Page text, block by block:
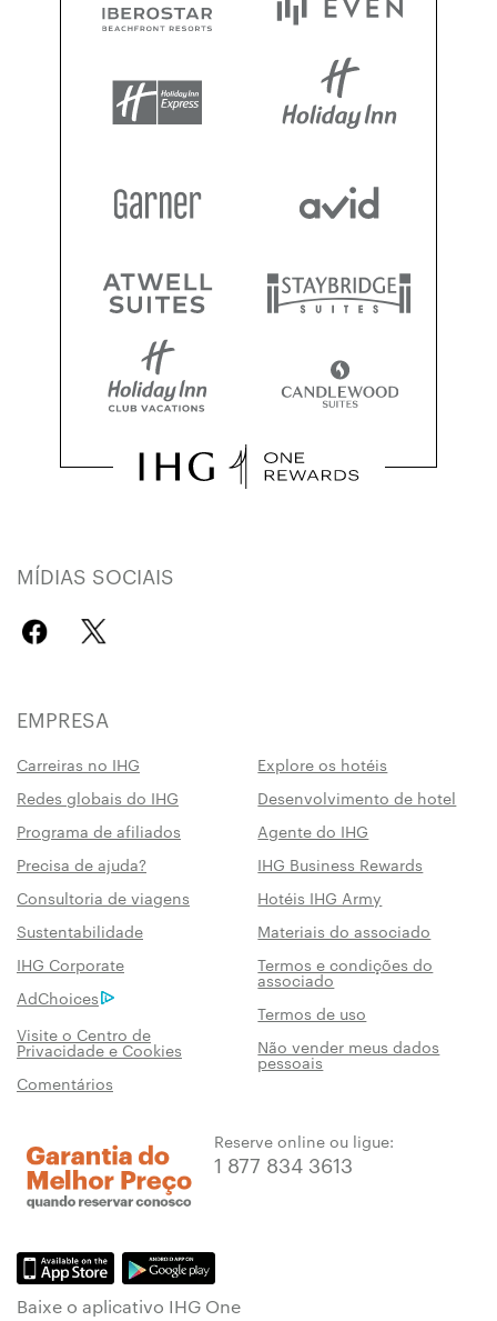
MÍDIAS SOCIAIS
EMPRESA
Carreiras no IHG
Explore os hotéis
Redes globais do IHG
Desenvolvimento de hotel
Programa de afiliados
Agente do IHG
Precisa de ajuda?
IHG Business Rewards
Consultoria de viagens
Hotéis IHG Army
Sustentabilidade
Materiais do associado
IHG Corporate
Termos e condições do
associado
AdChoices
Termos de uso
Visite o Centro de
Privacidade e Cookies Não vender meus dados
pessoais
Comentários
Reserve online ou ligue:
1 877 834 3613
Baixe o aplicativo IHG One